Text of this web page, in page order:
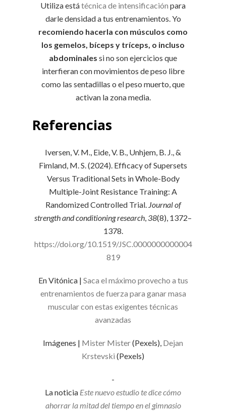
Utiliza estátécnica de intensificación para
darle densidad a tus entrenamientos. Yo
recomiendo hacerla con músculos como
los gemelos, bíceps y tríceps, o incluso
abdominales si no son ejercicios que
interfieran con movimientos de peso libre
como las sentadillas o el peso muerto, que
activan la zona media.
Referencias
Iversen, V. M., Eide, V. B., Unhjem, B. J., &
Fimland, M. S. (2024). Efficacy of Supersets
Versus Traditional Sets in Whole-Body
Multiple-Joint Resistance Training: A
Randomized Controlled Trial. Journal of
strength and conditioning research, 38(8), 1372–
1378.
https://doi.org/10.1519/JSC.0000000000004
819
En Vitónica | Saca el máximo provecho a tus
entrenamientos de fuerza para ganar masa
muscular con estas exigentes técnicas
avanzadas
Imágenes | Mister Mister(Pexels), Dejan
Krstevski (Pexels)
-
La noticia Este nuevo estudio te dice cómo
ahorrar la mitad del tiempo en el gimnasio